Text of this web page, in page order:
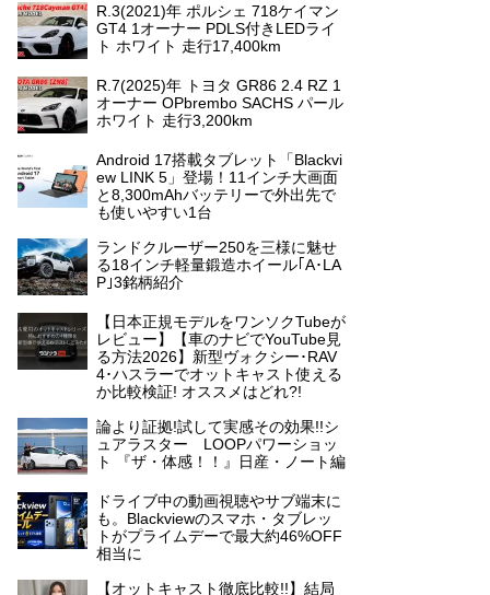
R.3(2021)年 ポルシェ 718ケイマン
GT4 1オーナー PDLS付きLEDライ
ト ホワイト 走行17,400km
R.7(2025)年 トヨタ GR86 2.4 RZ 1
オーナー OPbrembo SACHS パール
ホワイト 走行3,200km
Android 17搭載タブレット「Blackvi
ew LINK 5」登場！11インチ大画面
と8,300mAhバッテリーで外出先で
も使いやすい1台
ランドクルーザー250を三様に魅せ
る18インチ軽量鍛造ホイール｢A･LA
P｣3銘柄紹介
【日本正規モデルをワンソクTubeが
レビュー】【車のナビでYouTube見
る方法2026】新型ヴォクシー･RAV
4･ハスラーでオットキャスト使える
か比較検証! オススメはどれ?!
論より証拠!試して実感その効果!!シ
ュアラスター LOOPパワーショッ
ト 『ザ・体感！！』日産・ノート編
ドライブ中の動画視聴やサブ端末に
も。Blackviewのスマホ・タブレッ
トがプライムデーで最大約46%OFF
相当に
【オットキャスト徹底比較!!】結局